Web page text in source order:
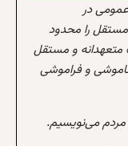
در
را محدود
متعهدانه و مستقل
و فراموشی
مردم می‌نویسیم.